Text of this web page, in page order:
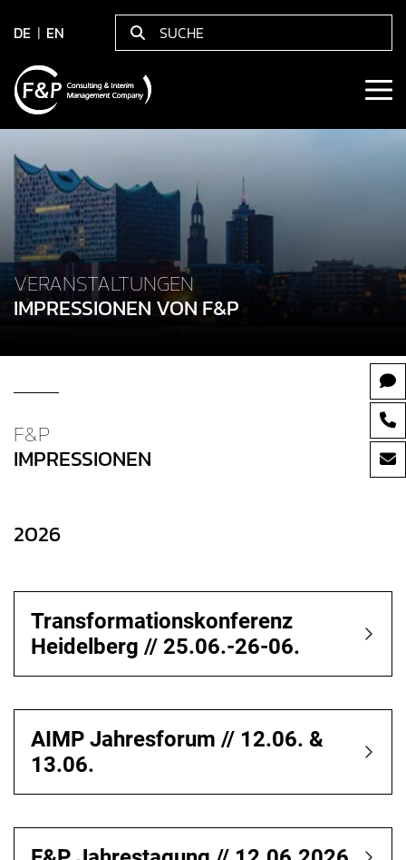
DE EN
VERANSTALTUNGEN
IMPRESSIONEN VON F&P
F&P
IMPRESSIONEN
2026
Transformationskonferenz
Heidelberg // 25.06.-26-06.
AIMP Jahresforum // 12.06. &
13.06.